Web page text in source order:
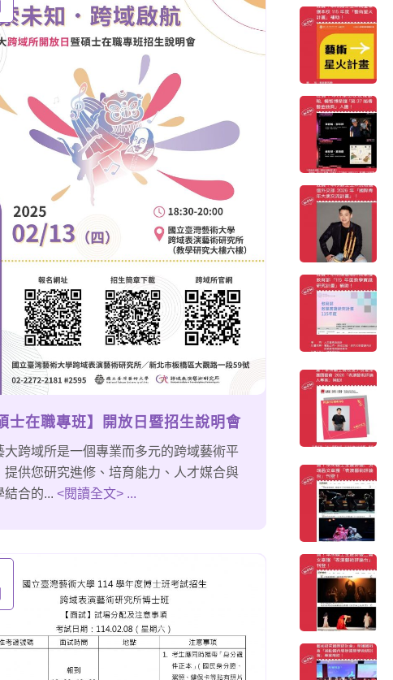
士在職專班】開放日暨招生說明會
大跨域所是一個專業而多元的跨域藝術平
提供您研究進修、培育能力、人才媒合與
結合的... <閱讀全文> ...